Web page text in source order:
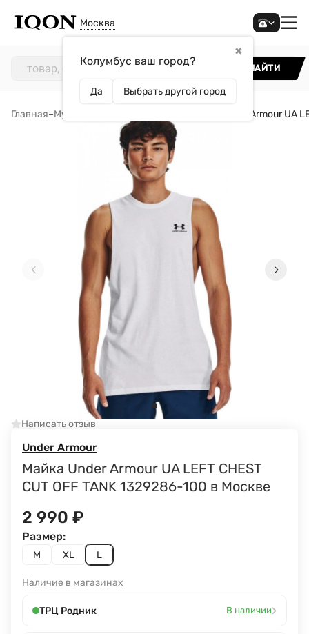
Москва
✖
Колумбус ваш город?
Да Выбрать другой город
НАЙТИ
Главная–Мужчинам Майка Under Armour UA
Написать отзыв
Under Armour
Майка Under Armour UA LEFT CHEST
CUT OFF TANK 1329286-100 в Москве
2 990 ₽
M XL L
Размер:
Наличие в магазинах
ТРЦ Родник В наличии›